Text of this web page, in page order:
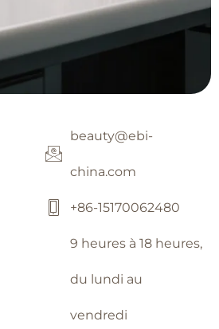
beauty@ebi-
china.com
+86-15170062480
9 heures à 18 heures,
du lundi au
vendredi